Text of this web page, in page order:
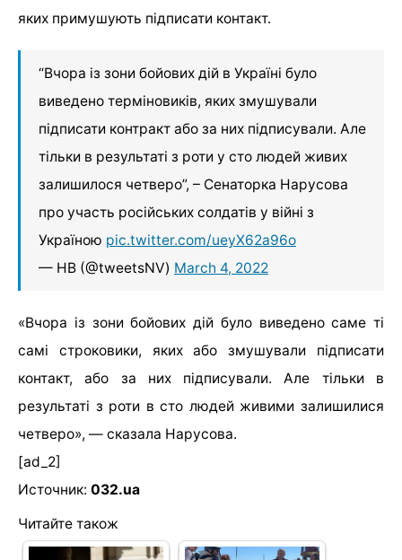
яких примушують підписати контакт.
“Вчора із зони бойових дій в Україні було
виведено терміновиків, яких змушували
підписати контракт або за них підписували. Але
тільки в результаті з роти у сто людей живих
залишилося четверо”, – Сенаторка Нарусова
про участь російських солдатів у війні з
Україною pic.twitter.com/ueyX62a96o
— НВ (@tweetsNV) March 4, 2022
«Вчора із зони бойових дій було виведено саме ті
самі строковики, яких або змушували підписати
контакт, або за них підписували. Але тільки в
результаті з роти в сто людей живими залишилися
четверо», — сказала Нарусова.
[ad_2]
Источник: 032.ua
Читайте також